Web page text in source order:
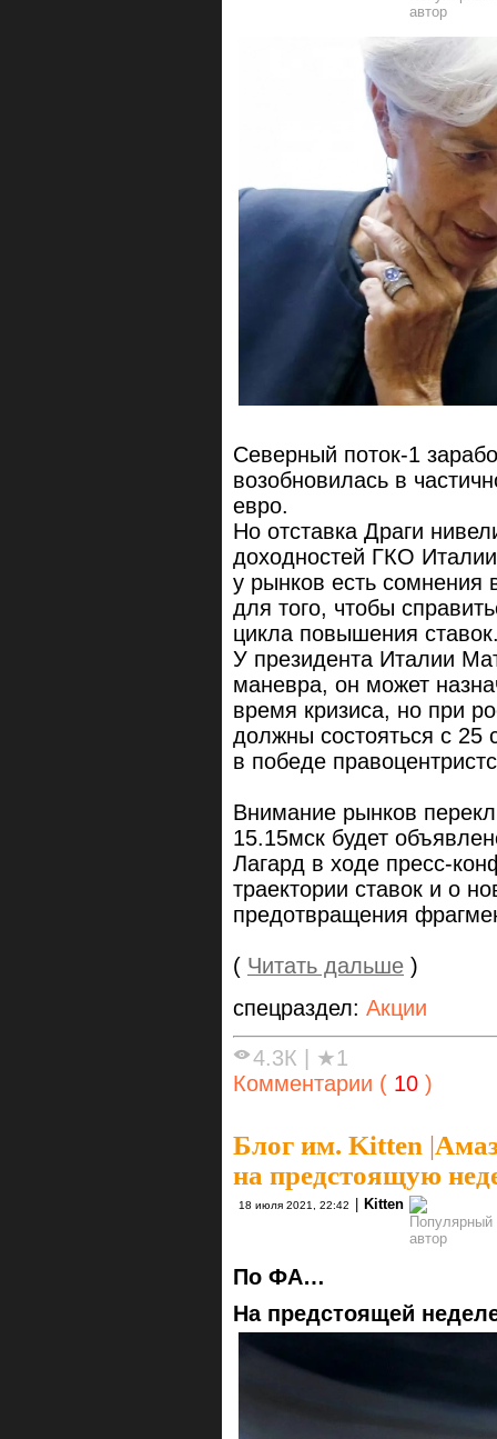
Северный поток-1
возобновилась в
евро.
Но отставка Драги
доходностей ГКО
у рынков есть
для того, чтобы
цикла повышения
У президента Италии
маневра, он может
время кризиса, но при
должны состояться с 25
в победе
Внимание рынков
15.15мск будет
Лагард в ходе пресс-
траектории ставок и о
предотвращения
( Читать дальше )
спецраздел: Акции
4.3К
★1
Комментарии ( 10 )
Блог им. Kitten |
на предстоящую
18 июля 2021, 22:42 Kitten
По ФА…
На предстоящей